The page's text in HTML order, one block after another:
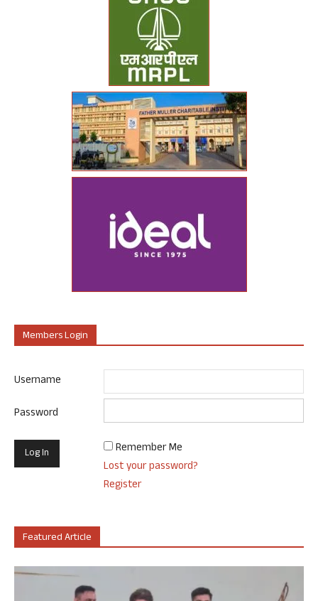
Members Login
Username
Password
Remember Me
Lost your password?
Register
Featured Article